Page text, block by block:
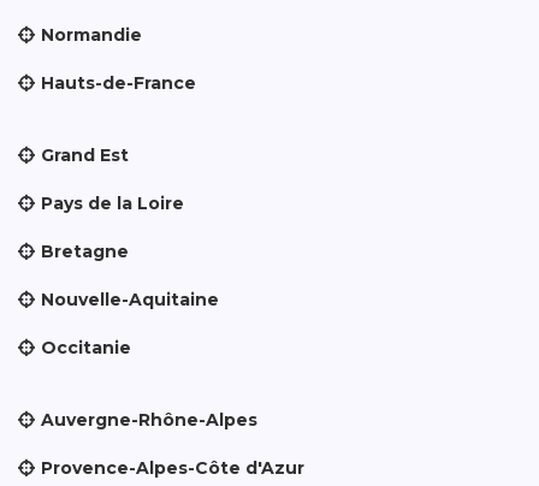
Normandie
Hauts-de-France
Grand Est
Pays de la Loire
Bretagne
Nouvelle-Aquitaine
Occitanie
Auvergne-Rhône-Alpes
Provence-Alpes-Côte d'Azur